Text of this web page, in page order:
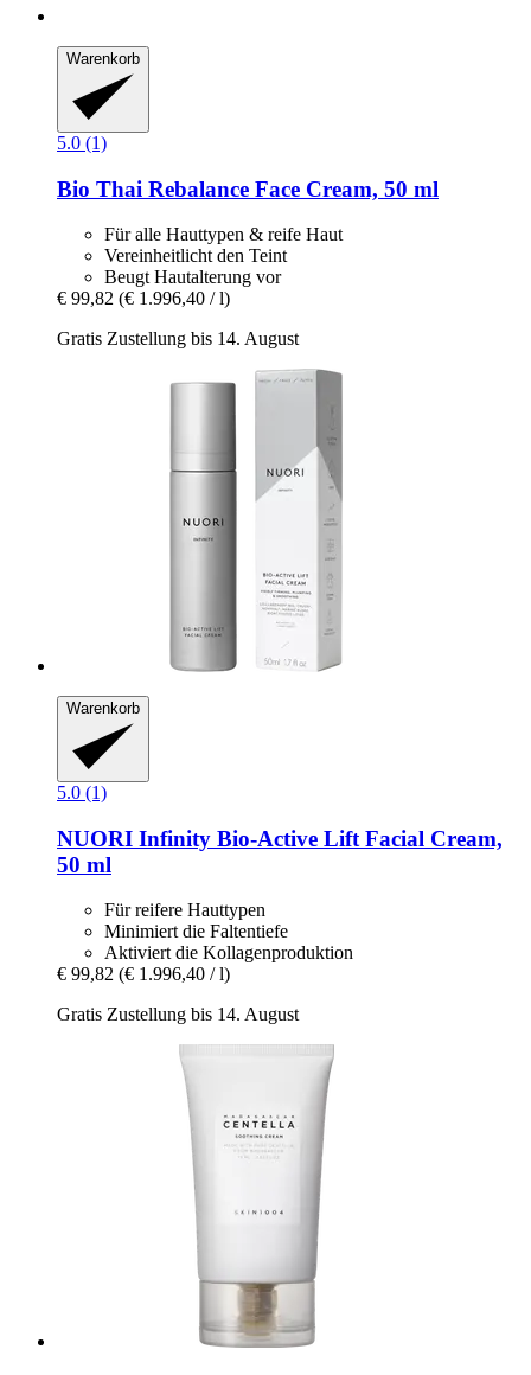
Warenkorb
5.0 (1)
Bio Thai Rebalance Face Cream, 50 ml
Für alle Hauttypen & reife Haut
Vereinheitlicht den Teint
Beugt Hautalterung vor
€ 99,82 (€ 1.996,40 / l)
Gratis Zustellung bis 14. August
Warenkorb
5.0 (1)
NUORI Infinity Bio-​Active Lift Facial Cream,
50 ml
Für reifere Hauttypen
Minimiert die Faltentiefe
Aktiviert die Kollagenproduktion
€ 99,82 (€ 1.996,40 / l)
Gratis Zustellung bis 14. August